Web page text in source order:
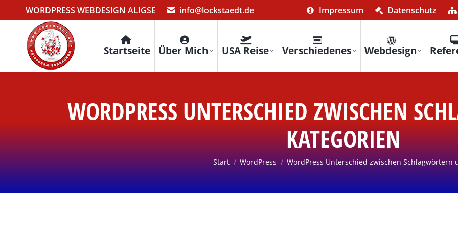
WORDPRESS WEBDESIGN ALIGSE info@lockstaedt.de Impressum Datenschutz
Startseite Über Mich USA Reise Verschiedenes Webdesign
WORDPRESS UNTERSCHIED ZWISCHEN
KATEGORIEN
Sie befinden sich hier:
Start WordPress WordPress Unterschied zwischen Schlagwörtern